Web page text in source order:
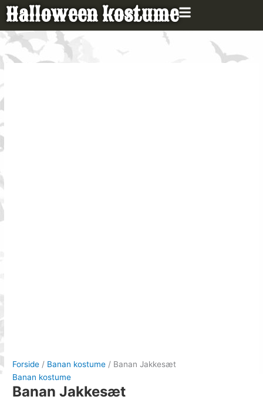
Gå
indholdet
Halloween kostume
Forside / Banan kostume / Banan Jakkesæt
Banan kostume
Banan Jakkesæt